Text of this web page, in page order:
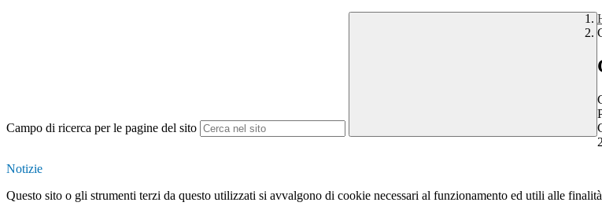
Campo di ricerca per le pagine del sito
Notizie
Questo sito o gli strumenti terzi da questo utilizzati si avvalgono di cookie necessari al funzionamento ed utili alle